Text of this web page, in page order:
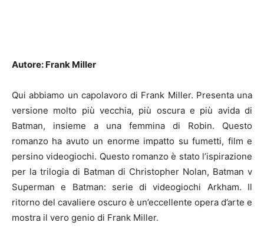
Autore: Frank Miller
Qui abbiamo un capolavoro di Frank Miller. Presenta una
versione molto più vecchia, più oscura e più avida di
Batman, insieme a una femmina di Robin. Questo
romanzo ha avuto un enorme impatto su fumetti, film e
persino videogiochi. Questo romanzo è stato l’ispirazione
per la trilogia di Batman di Christopher Nolan, Batman v
Superman e Batman: serie di videogiochi Arkham. Il
ritorno del cavaliere oscuro è un’eccellente opera d’arte e
mostra il vero genio di Frank Miller.